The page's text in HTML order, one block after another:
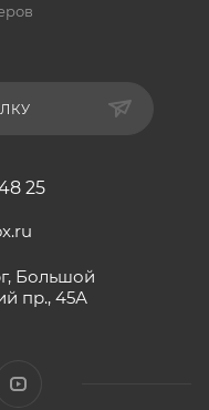
25
Большой
пр., 45А